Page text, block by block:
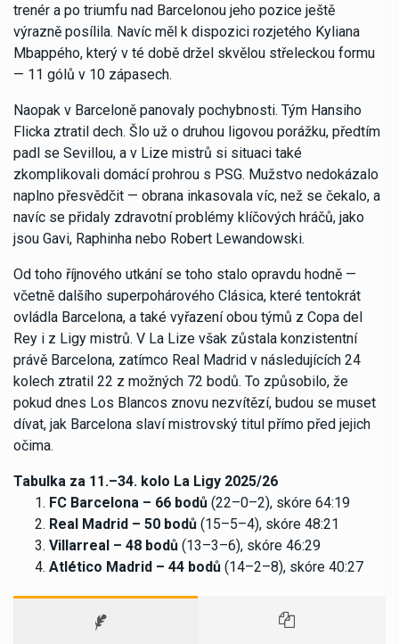
trenér a po triumfu nad Barcelonou jeho pozice ještě
výrazně posílila. Navíc měl k dispozici rozjetého Kyliana
Mbappého, který v té době držel skvělou střeleckou formu
— 11 gólů v 10 zápasech.
Naopak v Barceloně panovaly pochybnosti. Tým Hansiho
Flicka ztratil dech. Šlo už o druhou ligovou porážku, předtím
padl se Sevillou, a v Lize mistrů si situaci také
zkomplikovali domácí prohrou s PSG. Mužstvo nedokázalo
naplno přesvědčit — obrana inkasovala víc, než se čekalo, a
navíc se přidaly zdravotní problémy klíčových hráčů, jako
jsou Gavi, Raphinha nebo Robert Lewandowski.
Od toho říjnového utkání se toho stalo opravdu hodně —
včetně dalšího superpohárového Clásica, které tentokrát
ovládla Barcelona, a také vyřazení obou týmů z Copa del
Rey i z Ligy mistrů. V La Lize však zůstala konzistentní
právě Barcelona, zatímco Real Madrid v následujících 24
kolech ztratil 22 z možných 72 bodů. To způsobilo, že
pokud dnes Los Blancos znovu nezvítězí, budou se muset
dívat, jak Barcelona slaví mistrovský titul přímo před jejich
očima.
Tabulka za 11.–34. kolo La Ligy 2025/26
FC Barcelona – 66 bodů (22–0–2), skóre 64:19
Real Madrid – 50 bodů (15–5–4), skóre 48:21
Villarreal – 48 bodů (13–3–6), skóre 46:29
Atlético Madrid – 44 bodů (14–2–8), skóre 40:27